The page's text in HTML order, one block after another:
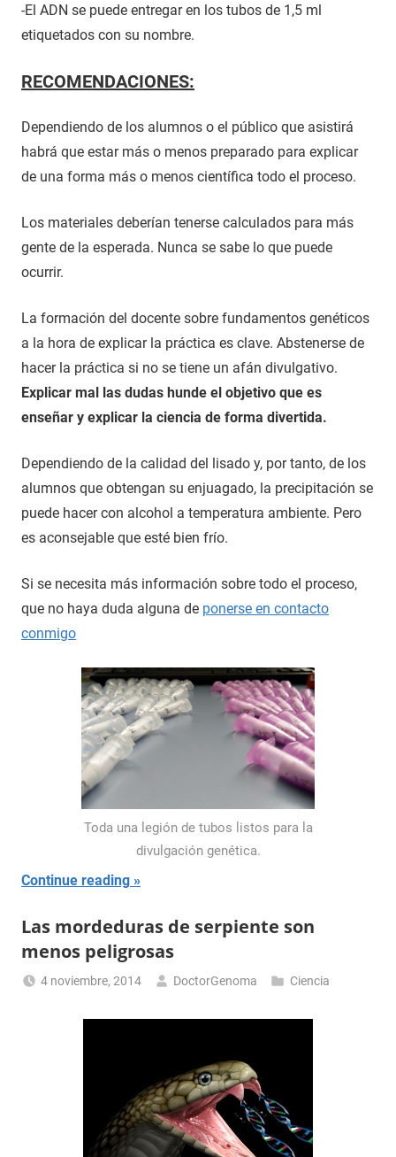
-El ADN se puede entregar en los tubos de 1,5 ml
etiquetados con su nombre.
RECOMENDACIONES:
Dependiendo de los alumnos o el público que asistirá
habrá que estar más o menos preparado para explicar
de una forma más o menos científica todo el proceso.
Los materiales deberían tenerse calculados para más
gente de la esperada. Nunca se sabe lo que puede
ocurrir.
La formación del docente sobre fundamentos genéticos
a la hora de explicar la práctica es clave. Abstenerse de
hacer la práctica si no se tiene un afán divulgativo.
Explicar mal las dudas hunde el objetivo que es
enseñar y explicar la ciencia de forma divertida.
Dependiendo de la calidad del lisado y, por tanto, de los
alumnos que obtengan su enjuagado, la precipitación se
puede hacer con alcohol a temperatura ambiente. Pero
es aconsejable que esté bien frío.
Si se necesita más información sobre todo el proceso,
que no haya duda alguna de ponerse en contacto
conmigo
Toda una legión de tubos listos para la
divulgación genética.
Continue reading
Las mordeduras de serpiente son
menos peligrosas
4 noviembre, 2014 DoctorGenoma Ciencia